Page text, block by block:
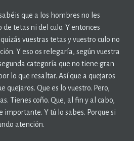
que a los hombres no les
tetas ni del culo. Y entonces
vuestras tetas y vuestro culo no
Y eso os relegaría, según vuestra
categoría que no tiene gran
lo que resaltar. Así que a quejaros
quejaros. Que es lo vuestro. Pero,
Tienes coño. Que, al fin y al cabo,
importante. Y tú lo sabes. Porque si
atención.